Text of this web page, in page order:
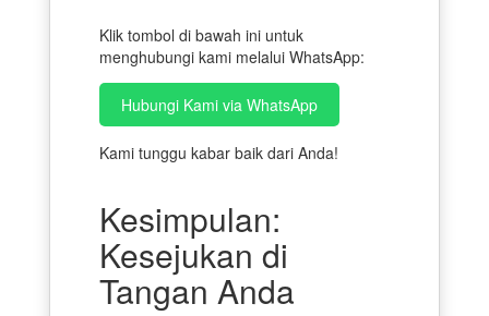
Klik tombol di bawah ini untuk
menghubungi kami melalui WhatsApp:
Hubungi Kami via WhatsApp
Kami tunggu kabar baik dari Anda!
Kesimpulan:
Kesejukan di
Tangan Anda